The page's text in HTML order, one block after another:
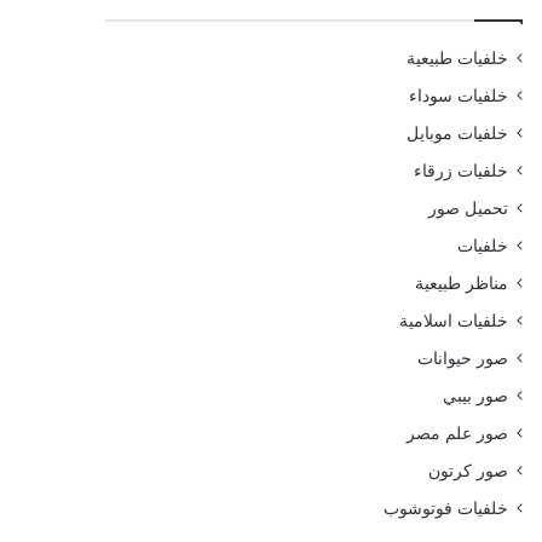
خلفيات طبيعية
خلفيات سوداء
خلفيات موبايل
خلفيات زرقاء
تحميل صور
خلفيات
مناظر طبيعية
خلفيات اسلامية
صور حيوانات
صور بيبي
صور علم مصر
صور كرتون
خلفيات فوتوشوب